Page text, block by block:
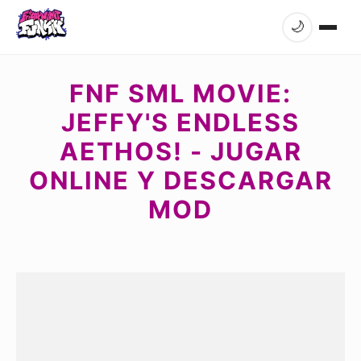
🌙
FNF SML MOVIE:
JEFFY'S ENDLESS
AETHOS! - JUGAR
ONLINE Y DESCARGAR
MOD